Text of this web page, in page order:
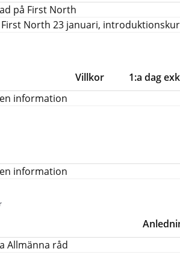
på First North
North 23 januari,
Villkor
1:a dag
information
information
Allmänna råd